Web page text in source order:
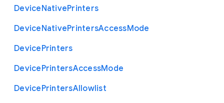
DeviceNativePrinters
DeviceNativePrintersAccessMode
DevicePrinters
DevicePrintersAccessMode
DevicePrintersAllowlist